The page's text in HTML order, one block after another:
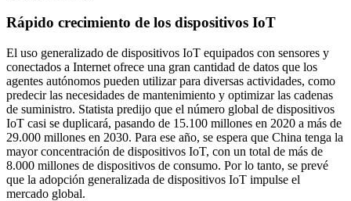
Rápido crecimiento de los dispositivos IoT
El uso generalizado de dispositivos IoT equipados con sensores y
conectados a Internet ofrece una gran cantidad de datos que los
agentes autónomos pueden utilizar para diversas actividades, como
predecir las necesidades de mantenimiento y optimizar las cadenas
de suministro. Statista predijo que el número global de dispositivos
IoT casi se duplicará, pasando de 15.100 millones en 2020 a más de
29.000 millones en 2030. Para ese año, se espera que China tenga la
mayor concentración de dispositivos IoT, con un total de más de
8.000 millones de dispositivos de consumo. Por lo tanto, se prevé
que la adopción generalizada de dispositivos IoT impulse el
mercado global.